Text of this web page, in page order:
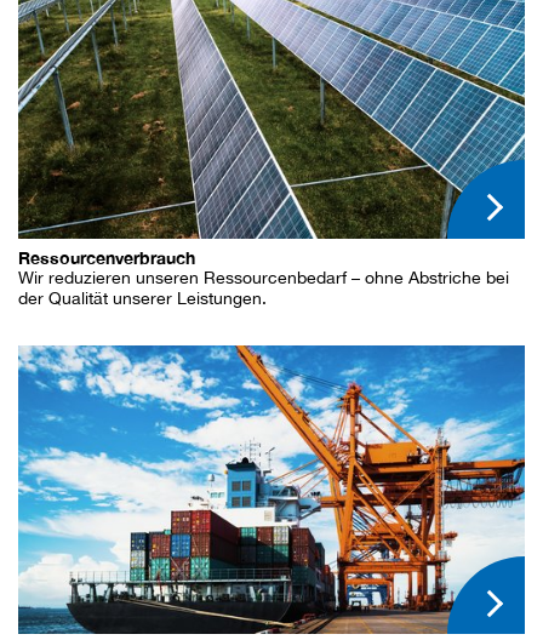
Ressourcenverbrauch
Wir reduzieren unseren Ressourcenbedarf – ohne Abstriche bei
der Qualität unserer Leistungen.